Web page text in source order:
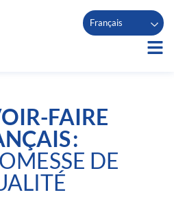
Français
FAIRE
:
DE